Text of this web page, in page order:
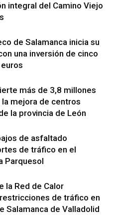
integral del Camino Viejo
de Salamanca inicia su
una inversión de cinco
más de 3,8 millones
la mejora de centros
la provincia de León
de asfaltado
de tráfico en el
Parquesol
la Red de Calor
de tráfico en
Salamanca de Valladolid